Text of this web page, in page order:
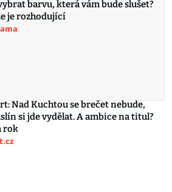
barvu, která vám bude slušet?
je rozhodující
Nad Kuchtou se brečet nebude,
si jde vydělat. A ambice na titul?
rok